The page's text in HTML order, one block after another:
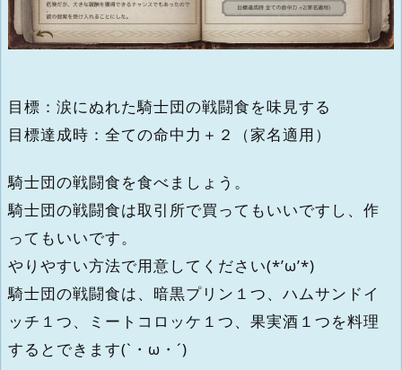
目標：涙にぬれた騎士団の戦闘食を味見する
目標達成時：全ての命中力＋２（家名適用）
騎士団の戦闘食を食べましょう。
騎士団の戦闘食は取引所で買ってもいいですし、作
ってもいいです。
やりやすい方法で用意してください(*’ω’*)
騎士団の戦闘食は、暗黒プリン１つ、ハムサンドイ
ッチ１つ、ミートコロッケ１つ、果実酒１つを料理
するとできます(`・ω・´)